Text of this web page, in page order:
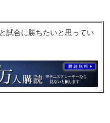
試合に勝ちたいと思ってい